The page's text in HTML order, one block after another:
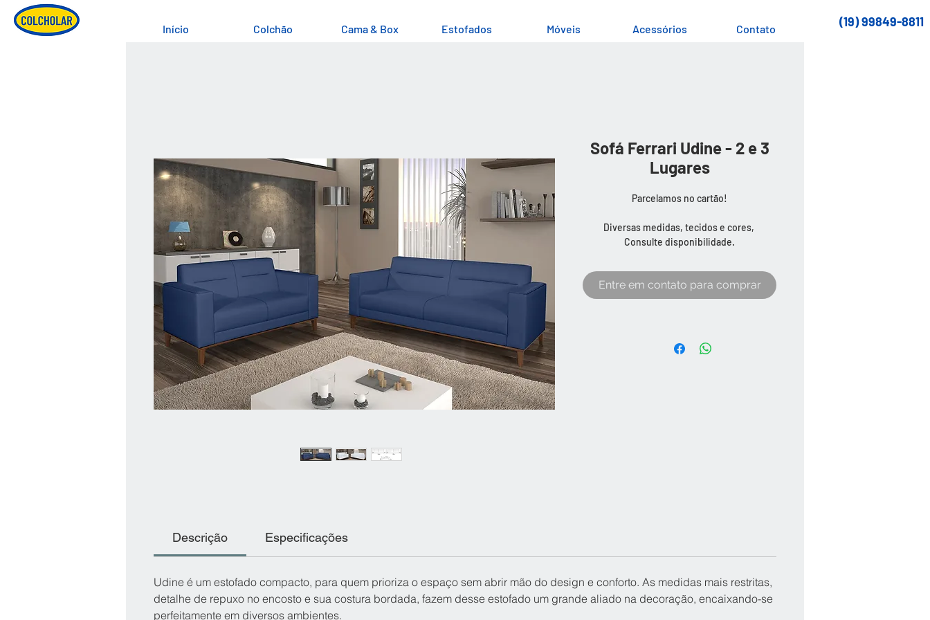
Início Colchão Cama & Box Estofados Móveis Acessórios Contato (19) 99849-8811
Sofá Ferrari Udine - 2 e 3
Lugares
Parcelamos no cartão!
Diversas medidas, tecidos e cores,
Consulte disponibilidade.
Entre em contato para comprar
Descrição Especificações
Udine é um estofado compacto, para quem prioriza o espaço sem abrir mão do design e conforto. As medidas mais restritas,
detalhe de repuxo no encosto e sua costura bordada, fazem desse estofado um grande aliado na decoração, encaixando-se
perfeitamente em diversos ambientes.